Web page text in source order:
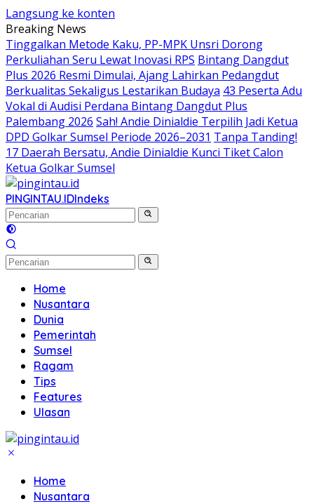
Langsung ke konten
Breaking News
Tinggalkan Metode Kaku, PP-MPK Unsri Dorong
Perkuliahan Seru Lewat Inovasi RPS Bintang Dangdut
Plus 2026 Resmi Dimulai, Ajang Lahirkan Pedangdut
Berkualitas Sekaligus Lestarikan Budaya 43 Peserta Adu
Vokal di Audisi Perdana Bintang Dangdut Plus
Palembang 2026 Sah! Andie Dinialdie Terpilih Jadi Ketua
DPD Golkar Sumsel Periode 2026–2031 Tanpa Tanding!
17 Daerah Bersatu, Andie Dinialdie Kunci Tiket Calon
Ketua Golkar Sumsel
PINGINTAU.IDIndeks
Home
Nusantara
Dunia
Pemerintah
Sumsel
Ragam
Tips
Features
Ulasan
Home
Nusantara